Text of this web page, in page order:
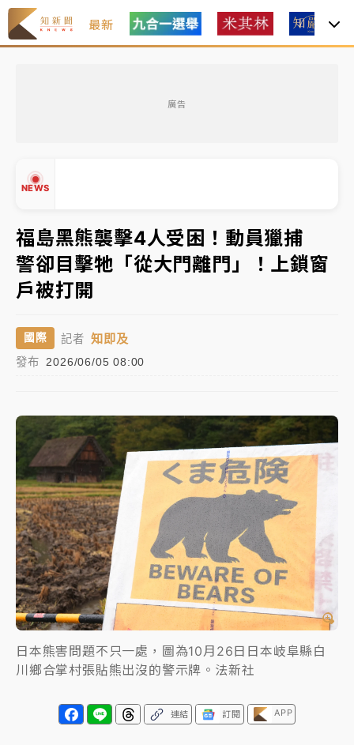
最新
廣告
NEWS
中信慈善基金會想增加董事人數！辜仲諒向法院聲請遭
駁 理由曝光
故宮《龍藏經》特展第2檔！今線上預約開賣一度塞車
周六起展出延長至晚上7時
台東農業處長涉圖利渡假村！東檢抗告成功 今重開羈
押庭
父親節泡湯了！中颱白海豚雨彈轟3天 「紅到發紫」降
雨熱區曝
暑假過三周才推「E宿新北打卡趣」！抽獎程序複雜 觀
旅局回應了
中信慈善基金會想增加董事人數！辜仲諒向法院聲請遭
駁 理由曝光
故宮《龍藏經》特展第2檔！今線上預約開賣一度塞車
周六起展出延長至晚上7時
台東農業處長涉圖利渡假村！東檢抗告成功 今重開羈
押庭
父親節泡湯了！中颱白海豚雨彈轟3天 「紅到發紫」降
雨熱區曝
▼
福島黑熊襲擊4人受困！動員獵捕
警卻目擊牠「從大門離門」！上鎖窗
戶被打開
國際 記者 知即及
發布 2026/06/05 08:00
日本熊害問題不只一處，圖為10月26日日本岐阜縣白
川鄉合掌村張貼熊出沒的警示牌。法新社
連結 訂閱 APP